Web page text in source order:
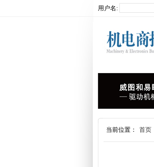
用户名:
当前位置： 首页